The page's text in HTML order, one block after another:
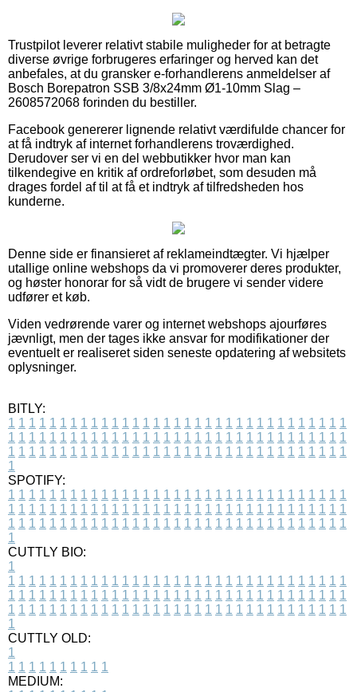
Trustpilot leverer relativt stabile muligheder for at betragte
diverse øvrige forbrugeres erfaringer og herved kan det
anbefales, at du gransker e-forhandlerens anmeldelser af
Bosch Borepatron SSB 3/8x24mm Ø1-10mm Slag –
2608572068 forinden du bestiller.
Facebook genererer lignende relativt værdifulde chancer for
at få indtryk af internet forhandlerens troværdighed.
Derudover ser vi en del webbutikker hvor man kan
tilkendegive en kritik af ordreforløbet, som desuden må
drages fordel af til at få et indtryk af tilfredsheden hos
kunderne.
Denne side er finansieret af reklameindtægter. Vi hjælper
utallige online webshops da vi promoverer deres produkter,
og høster honorar for så vidt de brugere vi sender videre
udfører et køb.
Viden vedrørende varer og internet webshops ajourføres
jævnligt, men der tages ikke ansvar for modifikationer der
eventuelt er realiseret siden seneste opdatering af websitets
oplysninger.
BITLY:
1 1 1 1 1 1 1 1 1 1 1 1 1 1 1 1 1 1 1 1 1 1 1 1 1 1 1 1 1 1 1 1 1
1 1 1 1 1 1 1 1 1 1 1 1 1 1 1 1 1 1 1 1 1 1 1 1 1 1 1 1 1 1 1 1 1
1 1 1 1 1 1 1 1 1 1 1 1 1 1 1 1 1 1 1 1 1 1 1 1 1 1 1 1 1 1 1 1 1
1
SPOTIFY:
1 1 1 1 1 1 1 1 1 1 1 1 1 1 1 1 1 1 1 1 1 1 1 1 1 1 1 1 1 1 1 1 1
1 1 1 1 1 1 1 1 1 1 1 1 1 1 1 1 1 1 1 1 1 1 1 1 1 1 1 1 1 1 1 1 1
1 1 1 1 1 1 1 1 1 1 1 1 1 1 1 1 1 1 1 1 1 1 1 1 1 1 1 1 1 1 1 1 1
1
CUTTLY BIO:
1
1 1 1 1 1 1 1 1 1 1 1 1 1 1 1 1 1 1 1 1 1 1 1 1 1 1 1 1 1 1 1 1 1
1 1 1 1 1 1 1 1 1 1 1 1 1 1 1 1 1 1 1 1 1 1 1 1 1 1 1 1 1 1 1 1 1
1 1 1 1 1 1 1 1 1 1 1 1 1 1 1 1 1 1 1 1 1 1 1 1 1 1 1 1 1 1 1 1 1
1
CUTTLY OLD:
1
1 1 1 1 1 1 1 1 1 1
MEDIUM: